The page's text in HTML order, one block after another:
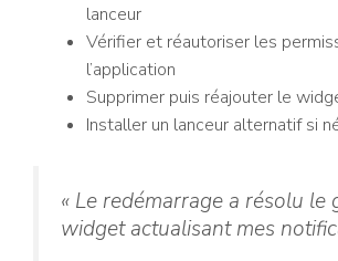
lanceur
Vérifier et réautoriser les
l’application
Supprimer puis réajouter le
Installer un lanceur alternatif si
« Le redémarrage a résolu le
widget actualisant mes